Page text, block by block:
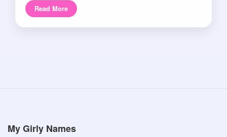
Read More
My Girly Names